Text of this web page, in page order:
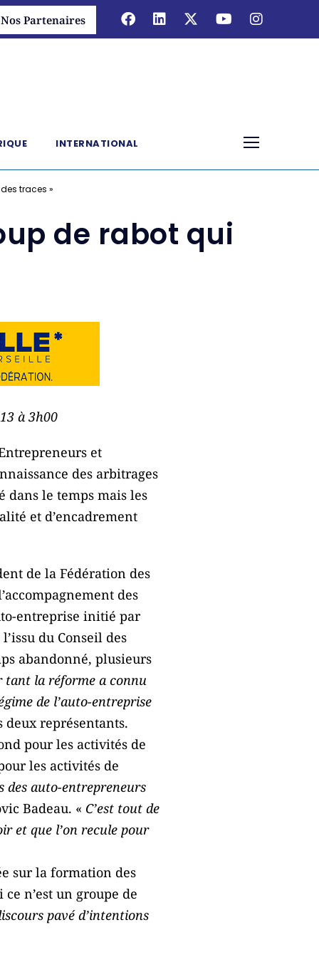
Nos Partenaires
INTERNATIONAL
traces »
de rabot qui
à 3h00
et
des arbitrages
le temps mais les
et d’encadrement
de la Fédération des
des
entreprise initié par
du Conseil des
abandonné, plusieurs
tant la réforme a connu
de l’auto-entreprise
deux représentants.
pour les activités de
les activités de
des auto-entrepreneurs
Badeau. « C’est tout de
et que l’on recule pour
sur la formation des
n’est un groupe de
pavé d’intentions